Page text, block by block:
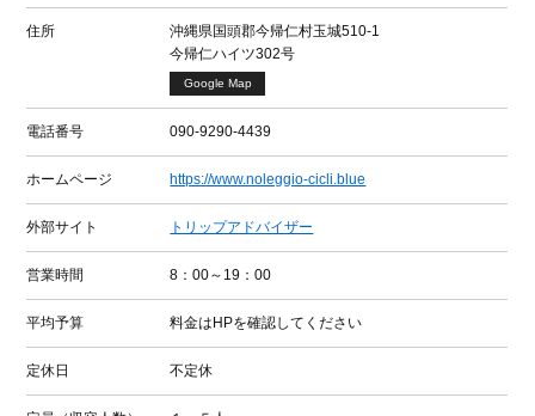
住所
沖縄県国頭郡今帰仁村玉城510-1
今帰仁ハイツ302号
Google Map
電話番号 090-9290-4439
ホームページ https://www.noleggio-cicli.blue
外部サイト トリップアドバイザー
営業時間 8：00～19：00
平均予算 料金はHPを確認してください
定休日 不定休